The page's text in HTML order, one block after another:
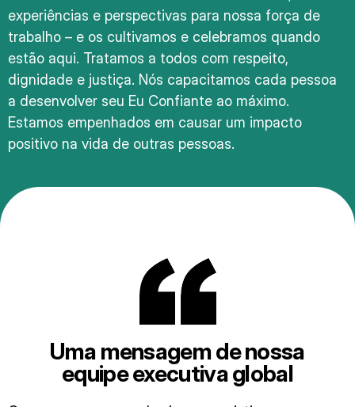
experiências e perspectivas para nossa força de
trabalho – e os cultivamos e celebramos quando
estão aqui. Tratamos a todos com respeito,
dignidade e justiça. Nós capacitamos cada pessoa
a desenvolver seu Eu Confiante ao máximo.
Estamos empenhados em causar um impacto
positivo na vida de outras pessoas.
Uma mensagem de nossa
equipe executiva global